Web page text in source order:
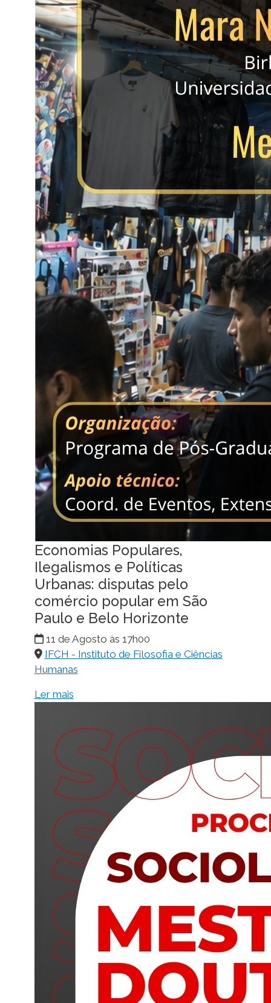
Economias Populares,
Ilegalismos e Políticas
Urbanas: disputas pelo
comércio popular em São
Paulo e Belo Horizonte
11 de Agosto às 17h00
IFCH - Instituto de Filosofia e Ciências
Humanas
Ler mais